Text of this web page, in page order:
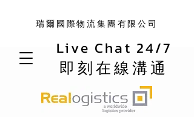
Live Chat 24/7
即刻在線溝通
瑞爾國際物流集團有限公司